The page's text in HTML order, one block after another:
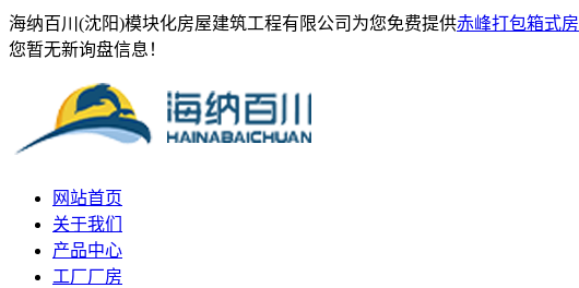
海纳百川(沈阳)模块化房屋建筑工程有限公司为您免费提供赤峰打包箱式房
您暂无新询盘信息！
网站首页
关于我们
产品中心
工厂厂房